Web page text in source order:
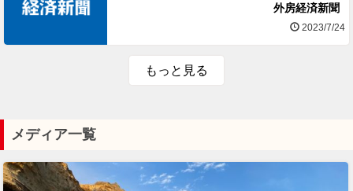
外房経済新聞
2023/7/24
もっと見る
メディア一覧